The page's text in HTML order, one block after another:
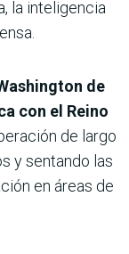
la inteligencia
de
con el Reino
de largo
y sentando las
en áreas de